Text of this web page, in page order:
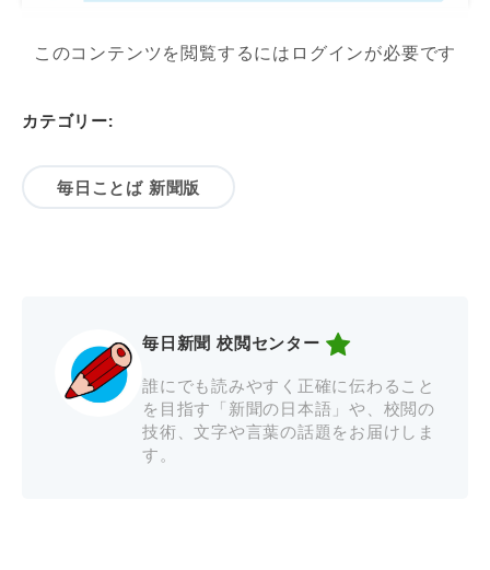
このコンテンツを閲覧するにはログインが必要です
カテゴリー:
毎日ことば 新聞版
毎日新聞 校閲センター
誰にでも読みやすく正確に伝わること
を目指す「新聞の日本語」や、校閲の
技術、文字や言葉の話題をお届けしま
す。